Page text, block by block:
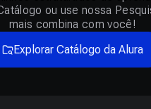
ou use nossa
mais combina com você!
Explorar Catálogo da Alura